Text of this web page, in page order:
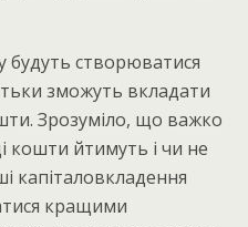
будуть створюватися
зможуть вкладати
Зрозуміло, що важко
кошти йтимуть і чи не
капіталовкладення
кращими